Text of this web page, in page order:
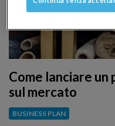
Come lanciare
sul mercato
BUSINESS PLAN